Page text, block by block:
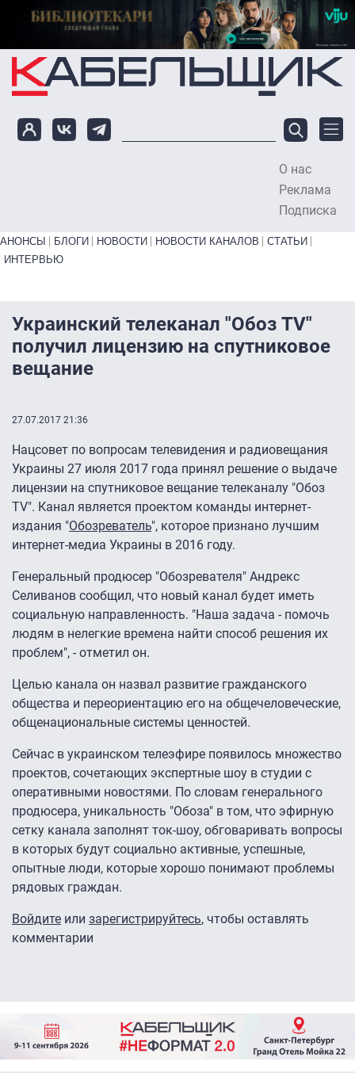
Перейти к основному содержанию
О нас
Реклама
Подписка
Primary links bottom
АНОНСЫ БЛОГИ НОВОСТИ НОВОСТИ КАНАЛОВ
СТАТЬИ
ИНТЕРВЬЮ
Украинский телеканал "Обоз TV"
получил лицензию на спутниковое
вещание
27.07.2017 21:36
Нацсовет по вопросам телевидения и радиовещания
Украины 27 июля 2017 года принял решение о выдаче
лицензии на спутниковое вещание телеканалу "Обоз
TV". Канал является проектом команды интернет-
издания "Обозреватель", которое признано лучшим
интернет-медиа Украины в 2016 году.
Генеральный продюсер "Обозревателя" Андрекс
Селиванов сообщил, что новый канал будет иметь
социальную направленность. "Наша задача - помочь
людям в нелегкие времена найти способ решения их
проблем", - отметил он.
Целью канала он назвал развитие гражданского
общества и переориентацию его на общечеловеческие,
общенациональные системы ценностей.
Сейчас в украинском телеэфире появилось множество
проектов, сочетающих экспертные шоу в студии с
оперативными новостями. По словам генерального
продюсера, уникальность "Обоза" в том, что эфирную
сетку канала заполнят ток-шоу, обговаривать вопросы
в которых будут социально активные, успешные,
опытные люди, которые хорошо понимают проблемы
рядовых граждан.
Войдите или зарегистрируйтесь, чтобы оставлять
комментарии